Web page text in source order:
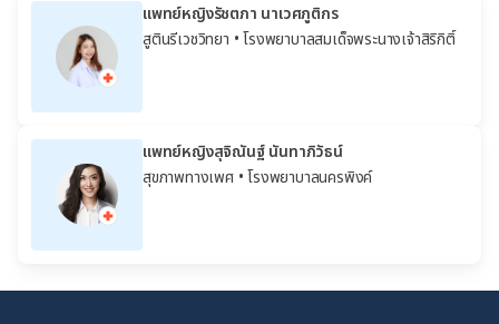
แพทย์หญิงรัชตภา นาเวศภูติกร
สูตินรีเวชวิทยา • โรงพยาบาลสมเด็จพระนางเจ้าสิริกิติ์
แพทย์หญิงสุจิณันฐ์ นันทาภิวัธน์
สุขภาพทางเพศ• โรงพยาบาลนครพิงค์